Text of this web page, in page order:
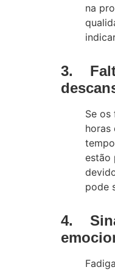
na
3.
Se os
horas
estão
pode
4.